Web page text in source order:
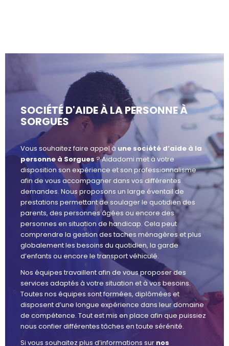
SOCIÉTÉ D'AIDE À LA PERSONNE À
SORGUES
Vous souhaitez faire appel à une société d’aide à la
personne à Sorgues? Aidadomi met à votre
disposition son expérience et son professionnalisme
afin de vous accompagner dans vos différentes
demandes. Nous proposons un large éventail de
prestations permettant de soulager le quotidien des
parents, des personnes âgées ou encore des
personnes en situation de handicap. Cela peut
comprendre la gestion des taches ménagères et plus
globalement les besoins du quotidien, la garde
d’enfants ou encore le transport véhiculé.
Nos équipes travaillent afin de vous proposer des
services adaptés à votre situation et à vos besoins.
Toutes nos équipes sont formées, diplômées et
disposent d’une longue expérience dans leur domaine
de compétence. Tout est mis en place afin que puissiez
nous confier différentes tâches en toute sérénité.
Si vous souhaitez plus d’informations sur nos